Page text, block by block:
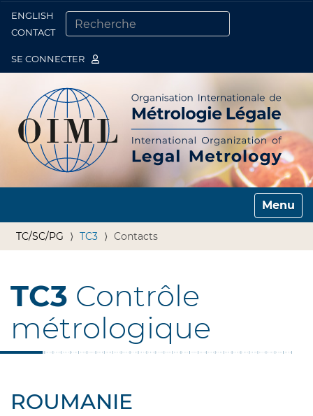
ENGLISH
CONTACT
SE CONNECTER
Toggle
TC/SC/PG TC3 Contacts
TC3 Contrôle
métrologique
ROUMANIE